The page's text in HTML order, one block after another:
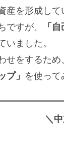
産を形成して
ですが、
「
いました。
せをするため
プ」 を使って
＼